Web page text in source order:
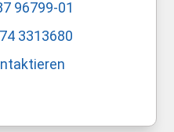
96799-01
3313680